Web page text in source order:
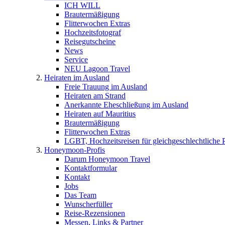
ICH WILL
Brautermäßigung
Flitterwochen Extras
Hochzeitsfotograf
Reisegutscheine
News
Service
NEU Lagoon Travel
Heiraten im Ausland
Freie Trauung im Ausland
Heiraten am Strand
Anerkannte Eheschließung im Ausland
Heiraten auf Mauritius
Brautermäßigung
Flitterwochen Extras
LGBT, Hochzeitsreisen für gleichgeschlechtliche
Honeymoon-Profis
Darum Honeymoon Travel
Kontaktformular
Kontakt
Jobs
Das Team
Wunscherfüller
Reise-Rezensionen
Messen, Links & Partner